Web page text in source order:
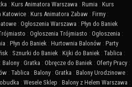
: Kurs Animatora Warszawa : Rumia : Kurs
Katowice : Kurs Animatora Zabaw : Firmy :
: Ogłoszenia Warszawa : Płyn do Baniek
: Ogłoszenia Trójmiasto : Ogłoszenia :
: Płyn do Baniek : Hurtownia Balonów : Party
: Sznurki do Baniek : Kijki do Baniek : Tablica :
: Balony : Gratka : Obręcze do Baniek : Oferty Pracy :
: Tablica : Balony : Gratka : Balony Urodzinowe :
: Wesele Sklep : Balony z Helem Warszawa :